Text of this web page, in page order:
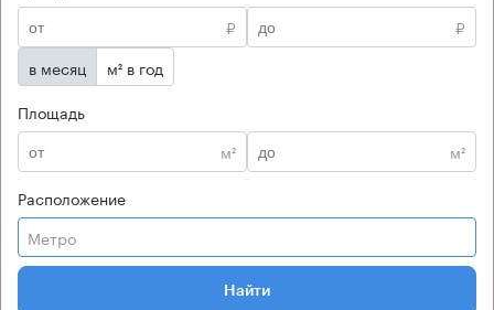
₽
₽
в месяц
м² в год
Площадь
м²
м²
Расположение
Метро
Найти